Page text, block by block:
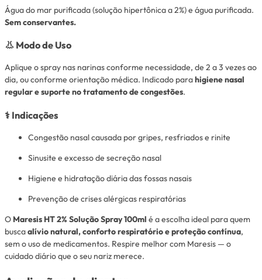
Água do mar purificada (solução hipertônica a 2%) e água purificada.
Sem conservantes.
👃 Modo de Uso
Aplique o spray nas narinas conforme necessidade, de 2 a 3 vezes ao
dia, ou conforme orientação médica. Indicado parahigiene nasal
regular e suporte no tratamento de congestões.
⚕️ Indicações
Congestão nasal causada por gripes, resfriados e rinite
Sinusite e excesso de secreção nasal
Higiene e hidratação diária das fossas nasais
Prevenção de crises alérgicas respiratórias
O Maresis HT 2% Solução Spray 100ml é a escolha ideal para quem
buscaalívio natural, conforto respiratório e proteção contínua,
sem o uso de medicamentos. Respire melhor com Maresis — o
cuidado diário que o seu nariz merece.